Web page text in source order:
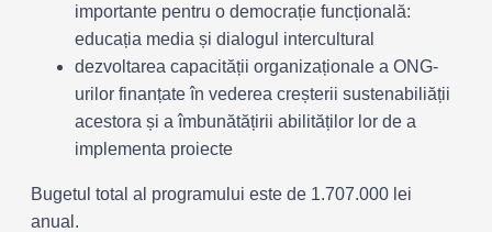
importante pentru o democrație funcțională:
educația media și dialogul intercultural
dezvoltarea capacității organizaționale a ONG-
urilor finanțate în vederea creșterii sustenabiliății
acestora și a îmbunătățirii abilităților lor de a
implementa proiecte
Bugetul total al programului este de 1.707.000 lei
anual.